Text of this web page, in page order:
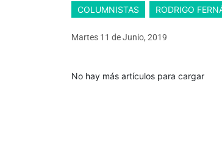
COLUMNISTAS RODRIGO
Martes 11 deJunio, 2019
No hay más artículos para cargar